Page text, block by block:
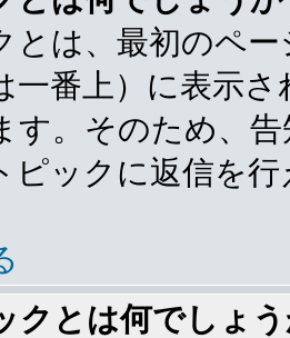
とは、最初のペ
一番上）に表示
す。そのため、
ピックに返信を
クとは何でしょ